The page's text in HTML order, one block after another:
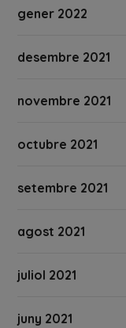
gener 2022
desembre 2021
novembre 2021
octubre 2021
setembre 2021
agost 2021
juliol 2021
juny 2021